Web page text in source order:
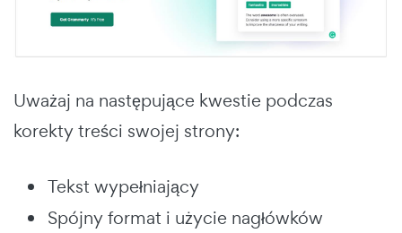
Uważaj na następujące kwestie podczas
korekty treści swojej strony:
Tekst wypełniający
Spójny format i użycie nagłówków